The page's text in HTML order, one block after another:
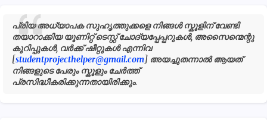
പ്രിയ അധ്യാപക സുഹൃത്തുക്കളെ നിങ്ങൾ സ്കൂളിന് വേണ്ടി
തയാറാക്കിയ യൂണിറ്റ് ടെസ്റ്റ് ചോദ്യപ്പേപ്പറുകൾ, അസൈന്മെന്റു
കുറിപ്പുകൾ, വർക്ക് ഷീറ്റുകൾ എന്നിവ
[studentprojecthelper@gmail.com] അയച്ചുതന്നാൽ ആയത്
നിങ്ങളുടെ പേരും സ്കൂളും ചേർത്ത്
പ്രസിദ്ധീകരിക്കുന്നതായിരിക്കും.